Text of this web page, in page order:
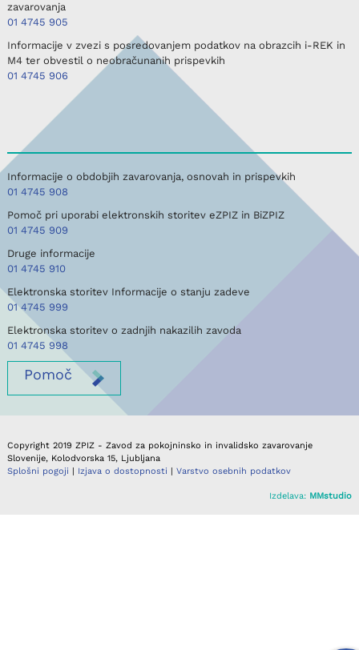
zavarovanja
01 4745 905
Informacije v zvezi s posredovanjem podatkov na obrazcih i-REK in
M4 ter obvestil o neobračunanih prispevkih
01 4745 906
Informacije o obdobjih zavarovanja, osnovah in prispevkih
01 4745 908
Pomoč pri uporabi elektronskih storitev eZPIZ in BiZPIZ
01 4745 909
Druge informacije
01 4745 910
Elektronska storitev Informacije o stanju zadeve
01 4745 999
Elektronska storitev o zadnjih nakazilih zavoda
01 4745 998
Pomoč
Copyright 2019 ZPIZ - Zavod za pokojninsko in invalidsko zavarovanje
Slovenije, Kolodvorska 15, Ljubljana
Splošni pogoji | Izjava o dostopnosti | Varstvo osebnih podatkov
Izdelava: MMstudio